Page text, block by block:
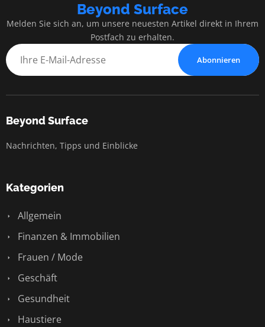
Beyond Surface
Melden Sie sich an, um unsere neuesten Artikel direkt in Ihrem
Postfach zu erhalten.
Abonnieren
Beyond Surface
Nachrichten, Tipps und Einblicke
Kategorien
Allgemein
Finanzen & Immobilien
Frauen / Mode
Geschäft
Gesundheit
Haustiere